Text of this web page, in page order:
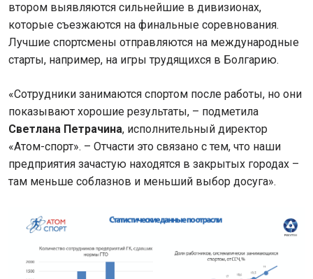
втором выявляются сильнейшие в дивизионах,
которые съезжаются на финальные соревнования.
Лучшие спортсмены отправляются на международные
старты, например, на игры трудящихся в Болгарию.
«Сотрудники занимаются спортом после работы, но они
показывают хорошие результаты, – подметила
Светлана Петрачина, исполнительный директор
«Атом-спорт». – Отчасти это связано с тем, что наши
предприятия зачастую находятся в закрытых городах –
там меньше соблазнов и меньший выбор досуга».